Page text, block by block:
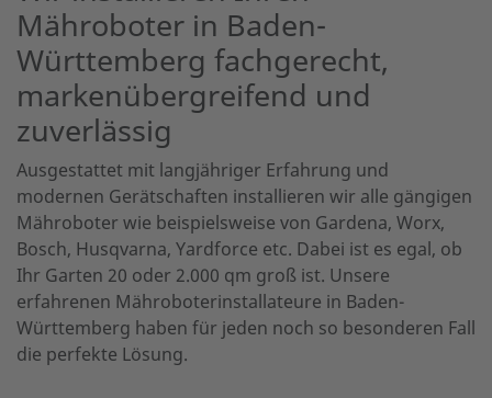
Mähroboter in Baden-
Württemberg fachgerecht,
markenübergreifend und
zuverlässig
Ausgestattet mit langjähriger Erfahrung und
modernen Gerätschaften installieren wir alle gängigen
Mähroboter wie beispielsweise von Gardena, Worx,
Bosch, Husqvarna, Yardforce etc. Dabei ist es egal, ob
Ihr Garten 20 oder 2.000 qm groß ist. Unsere
erfahrenen Mähroboterinstallateure in Baden-
Württemberg haben für jeden noch so besonderen Fall
die perfekte Lösung.